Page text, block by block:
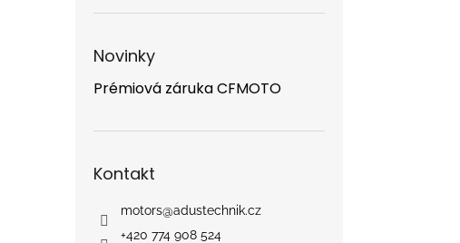
Novinky
Prémiová záruka CFMOTO
Kontakt
motors@adustechnik.cz
+420 774 908 524